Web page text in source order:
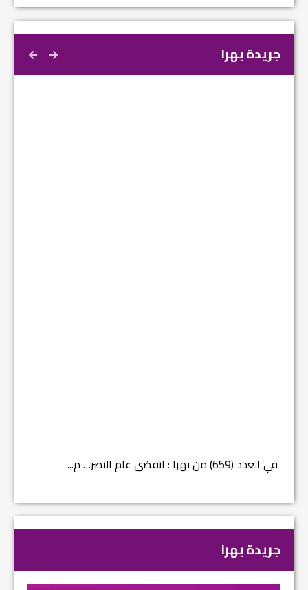
جريدة بهرا
في العدد (659) من بهرا : انقضى عام النصر… م...
جريدة بهرا